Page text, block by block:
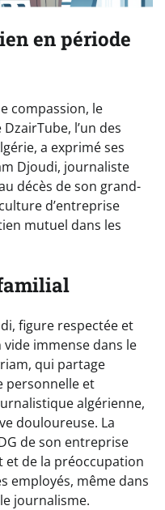
en période
compassion, le
l’un des
a exprimé ses
Djoudi, journaliste
décès de son grand-
d’entreprise
mutuel dans les
figure respectée et
vide immense dans le
qui partage
personnelle et
algérienne,
douloureuse. La
de son entreprise
et de la préoccupation
employés, même dans
journalisme.